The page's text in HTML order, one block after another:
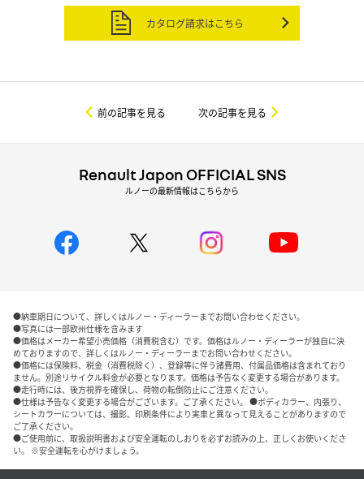
カタログ請求はこちら
前の記事を見る 次の記事を見る
Renault Japon OFFICIAL SNS
ルノーの最新情報はこちらから
●納車期日について、詳しくはルノー・ディーラーまでお問い合わせください。
●写真には一部欧州仕様を含みます
●価格はメーカー希望小売価格（消費税含む）です。価格はルノー・ディーラーが独自に決
めておりますので、詳しくはルノー・ディーラーまでお問い合わせください。
●価格には保険料、税金（消費税除く）、登録等に伴う諸費用、付属品価格は含まれており
ません。別途リサイクル料金が必要となります。価格は予告なく変更する場合があります。
●走行時には、後方視界を確保し、荷物の転倒防止にご注意ください。
●仕様は予告なく変更する場合がございます。ご了承ください。 ●ボディカラー、内張り、
シートカラーについては、撮影、印刷条件により実車と異なって見えることがありますので
ご了承ください。
●ご使用前に、取扱説明書および安全運転のしおりを必ずお読みの上、正しくお使いくださ
い。 ※安全運転を心がけましょう。